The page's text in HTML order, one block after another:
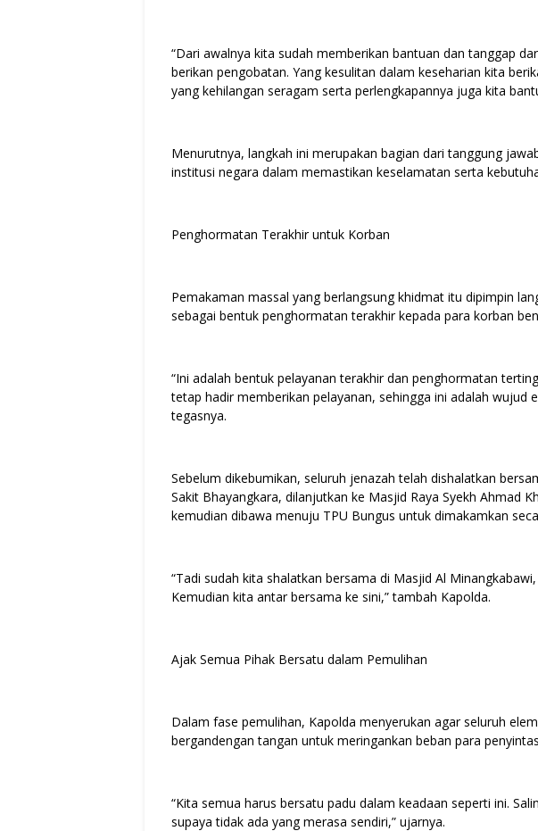
“Dari awalnya kita sudah memberikan bantuan dan tanggap
berikan pengobatan. Yang kesulitan dalam keseharian kita
yang kehilangan seragam serta perlengkapannya juga kita
Menurutnya, langkah ini merupakan bagian dari tanggung
institusi negara dalam memastikan keselamatan serta
Penghormatan Terakhir untuk Korban
Pemakaman massal yang berlangsung khidmat itu dipimpin
sebagai bentuk penghormatan terakhir kepada para korban
“Ini adalah bentuk pelayanan terakhir dan penghormatan
tetap hadir memberikan pelayanan, sehingga ini adalah wujud
tegasnya.
Sebelum dikebumikan, seluruh jenazah telah dishalatkan
Sakit Bhayangkara, dilanjutkan ke Masjid Raya Syekh Ahmad
kemudian dibawa menuju TPU Bungus untuk dimakamkan
“Tadi sudah kita shalatkan bersama di Masjid Al
Kemudian kita antar bersama ke sini,” tambah Kapolda.
Ajak Semua Pihak Bersatu dalam Pemulihan
Dalam fase pemulihan, Kapolda menyerukan agar seluruh
bergandengan tangan untuk meringankan beban para
“Kita semua harus bersatu padu dalam keadaan seperti ini.
supaya tidak ada yang merasa sendiri,” ujarnya.